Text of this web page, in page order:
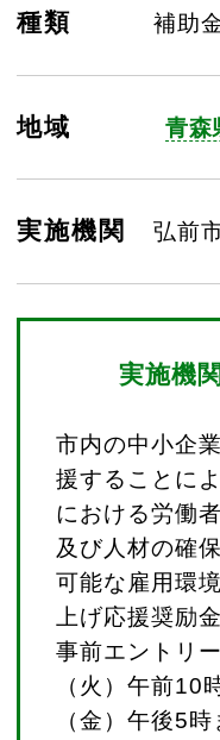
種類 補助
地域 青森
実施機関 弘前
実施機
市内の中小企
援することに
における労働
及び人材の確
可能な雇用環
上げ応援奨励
事前エントリ
（火）午前10
（金）午後5